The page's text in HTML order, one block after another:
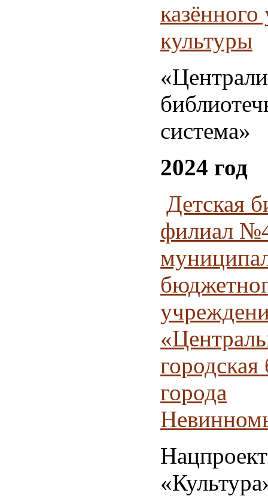
культуры
система»
2024 год
Детская
филиал
городская
города
Нацпроект